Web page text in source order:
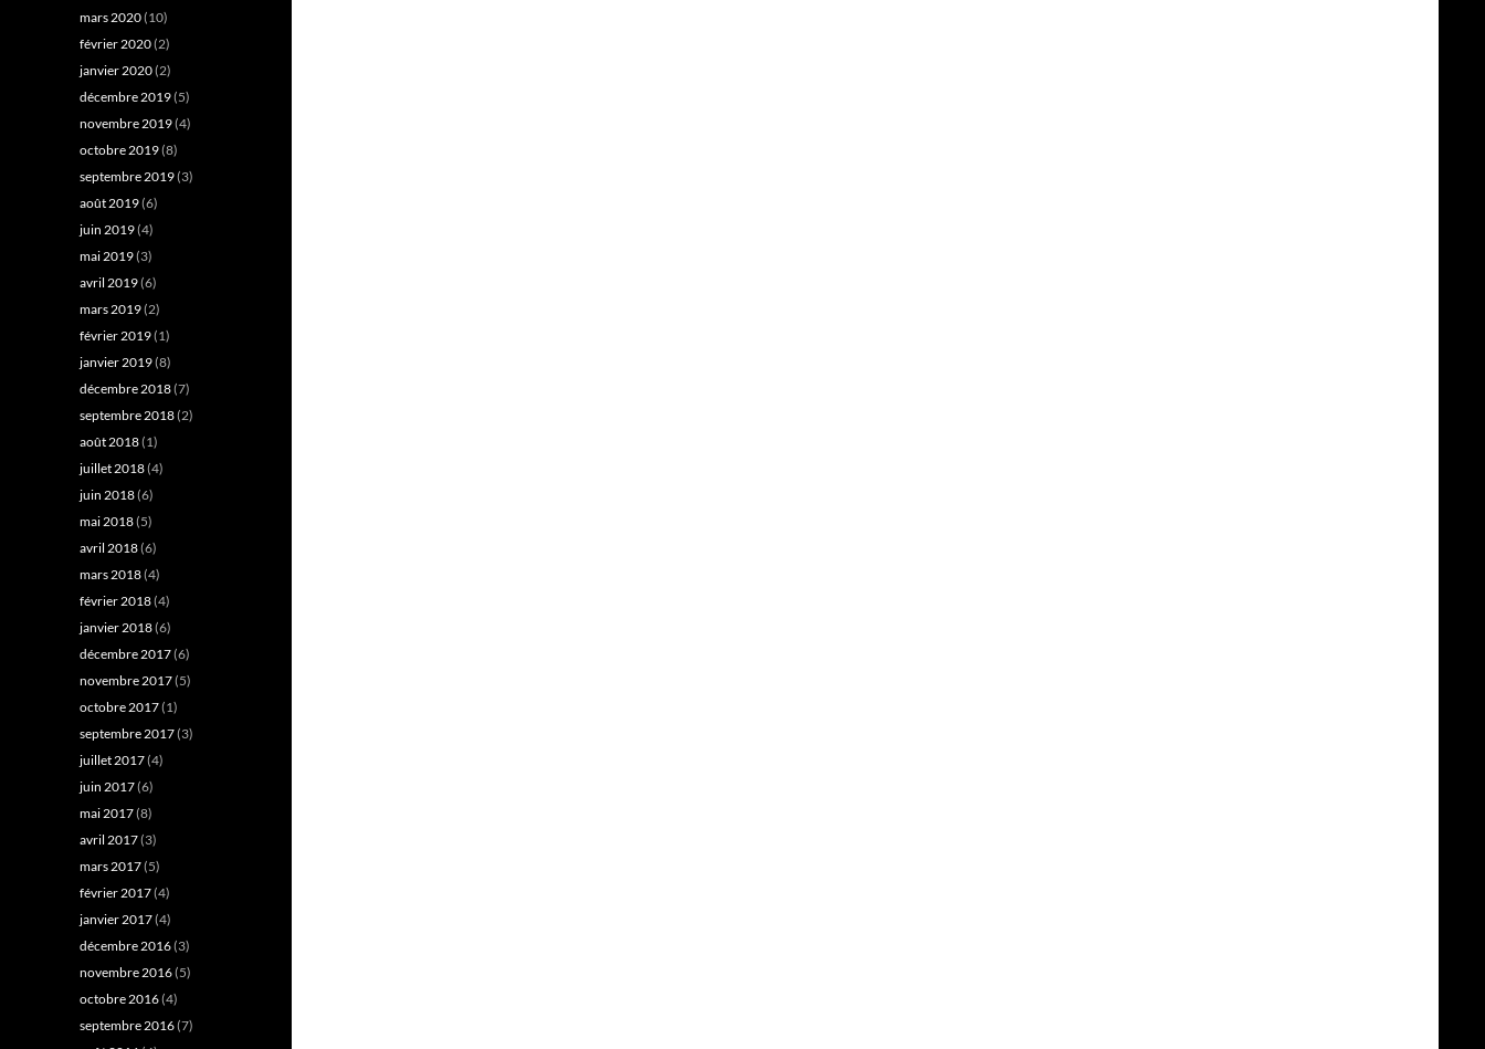
mars 2020(10)
février 2020(2)
janvier 2020(2)
décembre 2019(5)
novembre 2019(4)
octobre 2019(8)
septembre 2019(3)
août 2019(6)
juin 2019(4)
mai 2019(3)
avril 2019(6)
mars 2019(2)
février 2019(1)
janvier 2019(8)
décembre 2018(7)
septembre 2018(2)
août 2018(1)
juillet 2018(4)
juin 2018(6)
mai 2018(5)
avril 2018(6)
mars 2018(4)
février 2018(4)
janvier 2018(6)
décembre 2017(6)
novembre 2017(5)
octobre 2017(1)
septembre 2017(3)
juillet 2017(4)
juin 2017(6)
mai 2017(8)
avril 2017(3)
mars 2017(5)
février 2017(4)
janvier 2017(4)
décembre 2016(3)
novembre 2016(5)
octobre 2016(4)
septembre 2016(7)